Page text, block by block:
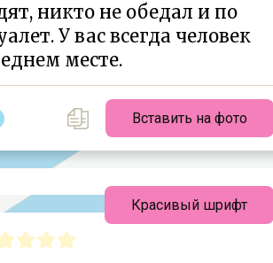
никто не обедал и по
У вас всегда человек
месте.
Вставить на фото
Красивый шрифт